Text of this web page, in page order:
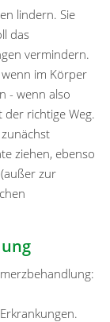
lindern. Sie
das
vermindern.
im Körper
- wenn also
richtige Weg.
ziehen, ebenso
zur